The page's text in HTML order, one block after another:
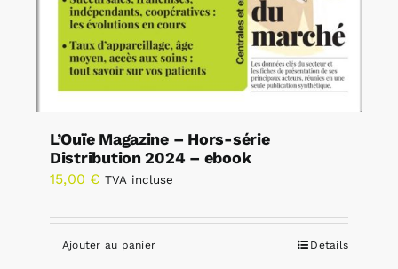
L’Ouïe Magazine – Hors-série
Distribution 2024 – ebook
15,00 € TVA incluse
Ajouter au panier Détails